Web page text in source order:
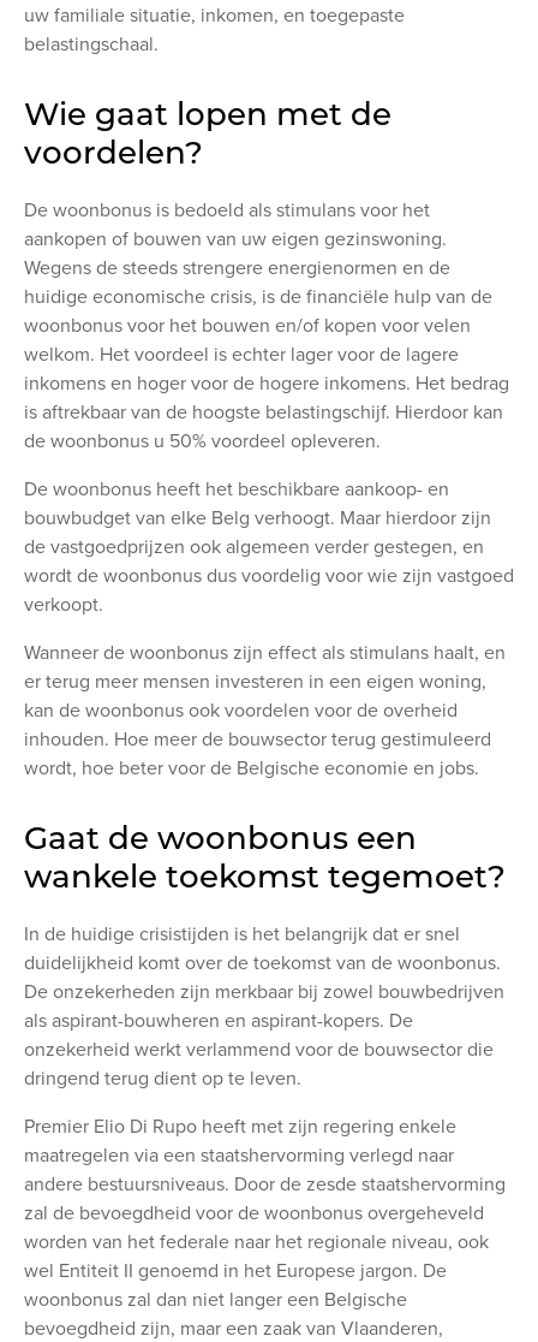
uw familiale situatie, inkomen, en toegepaste
belastingschaal.
Wie gaat lopen met de
voordelen?
De woonbonus is bedoeld als stimulans voor het
aankopen of bouwen van uw eigen gezinswoning.
Wegens de steeds strengere energienormen en de
huidige economische crisis, is de financiële hulp van de
woonbonus voor het bouwen en/of kopen voor velen
welkom. Het voordeel is echter lager voor de lagere
inkomens en hoger voor de hogere inkomens. Het bedrag
is aftrekbaar van de hoogste belastingschijf. Hierdoor kan
de woonbonus u 50% voordeel opleveren.
De woonbonus heeft het beschikbare aankoop- en
bouwbudget van elke Belg verhoogt. Maar hierdoor zijn
de vastgoedprijzen ook algemeen verder gestegen, en
wordt de woonbonus dus voordelig voor wie zijn vastgoed
verkoopt.
Wanneer de woonbonus zijn effect als stimulans haalt, en
er terug meer mensen investeren in een eigen woning,
kan de woonbonus ook voordelen voor de overheid
inhouden. Hoe meer de bouwsector terug gestimuleerd
wordt, hoe beter voor de Belgische economie en jobs.
Gaat de woonbonus een
wankele toekomst tegemoet?
In de huidige crisistijden is het belangrijk dat er snel
duidelijkheid komt over de toekomst van de woonbonus.
De onzekerheden zijn merkbaar bij zowel bouwbedrijven
als aspirant-bouwheren en aspirant-kopers. De
onzekerheid werkt verlammend voor de bouwsector die
dringend terug dient op te leven.
Premier Elio Di Rupo heeft met zijn regering enkele
maatregelen via een staatshervorming verlegd naar
andere bestuursniveaus. Door de zesde staatshervorming
zal de bevoegdheid voor de woonbonus overgeheveld
worden van het federale naar het regionale niveau, ook
wel Entiteit II genoemd in het Europese jargon. De
woonbonus zal dan niet langer een Belgische
bevoegdheid zijn, maar een zaak van Vlaanderen,